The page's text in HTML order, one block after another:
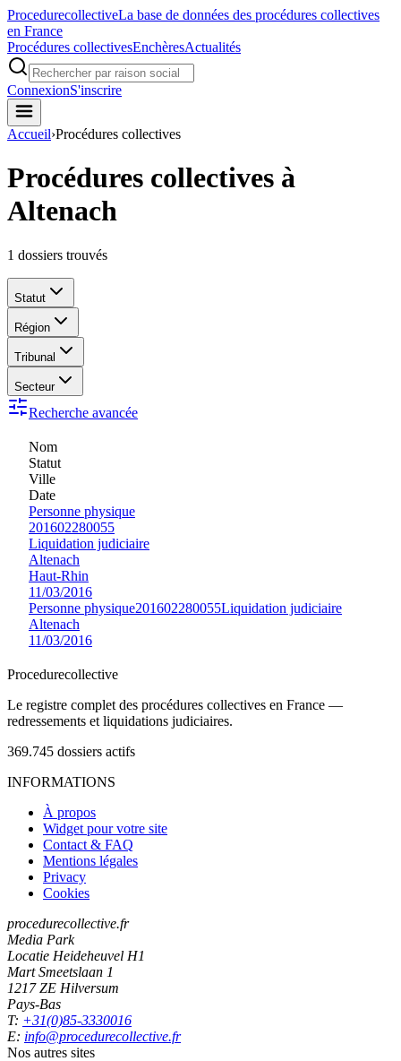
ProcedurecollectiveLa base de données des procédures collectives
en France
Procédures collectivesEnchèresActualités
ConnexionS'inscrire
Accueil›Procédures collectives
Procédures collectives à
Altenach
1 dossiers trouvés
Statut
Région
Tribunal
Secteur
Recherche avancée
Nom
Statut
Ville
Date
Personne physique
201602280055
Liquidation judiciaire
Altenach
Haut-Rhin
11/03/2016
Personne physique201602280055Liquidation judiciaire
Altenach
11/03/2016
Procedurecollective
Le registre complet des procédures collectives en France —
redressements et liquidations judiciaires.
369.745 dossiers actifs
INFORMATIONS
À propos
Widget pour votre site
Contact & FAQ
Mentions légales
Privacy
Cookies
procedurecollective.fr
Media Park
Locatie Heideheuvel H1
Mart Smeetslaan 1
1217 ZE Hilversum
Pays-Bas
T: +31(0)85-3330016
E: info@procedurecollective.fr
Nos autres sites